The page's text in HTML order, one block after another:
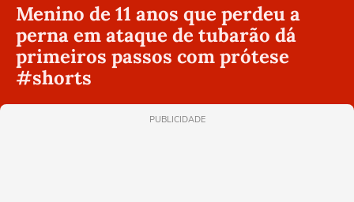
Menino de 11 anos que perdeu a
perna em ataque de tubarão dá
primeiros passos com prótese
#shorts
PUBLICIDADE